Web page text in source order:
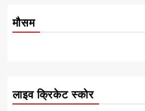
मौसम
लाइव क्रिकेट स्कोर